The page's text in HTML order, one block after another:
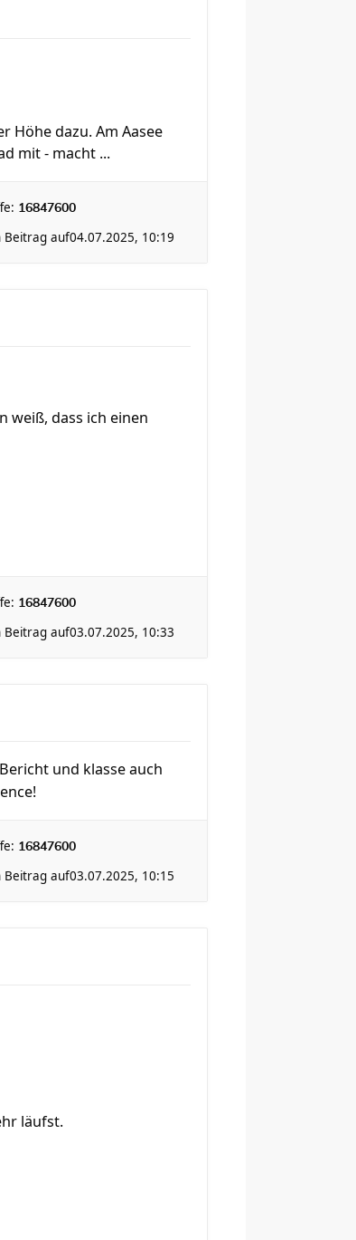
Höhe dazu. Am Aasee
mit - macht ...
16847600
04.07.2025, 10:19
Beitrag auf
weiß, dass ich einen
16847600
03.07.2025, 10:33
Beitrag auf
und klasse auch
16847600
03.07.2025, 10:15
Beitrag auf
läufst.